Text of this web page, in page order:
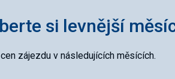
si levnější
zájezdu v následujících měsících.